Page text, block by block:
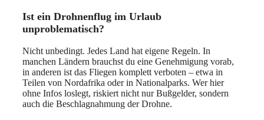
Ist ein Drohnenflug im Urlaub
unproblematisch?
Nicht unbedingt. Jedes Land hat eigene Regeln. In
manchen Ländern brauchst du eine Genehmigung vorab,
in anderen ist das Fliegen komplett verboten – etwa in
Teilen von Nordafrika oder in Nationalparks. Wer hier
ohne Infos loslegt, riskiert nicht nur Bußgelder, sondern
auch die Beschlagnahmung der Drohne.